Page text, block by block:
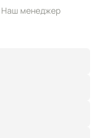
Наш менеджер